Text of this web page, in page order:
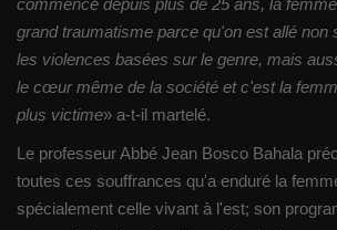
commencé depuis plus de 25 ans, la
grand traumatisme parce qu'on est allé non
les violences basées sur le genre, mais
le cœur même de la société et c'est la
plus victime» a-t-il martelé.
Le professeur Abbé Jean Bosco Bahala
toutes ces souffrances qu'a enduré la
spécialement celle vivant à l'est; son